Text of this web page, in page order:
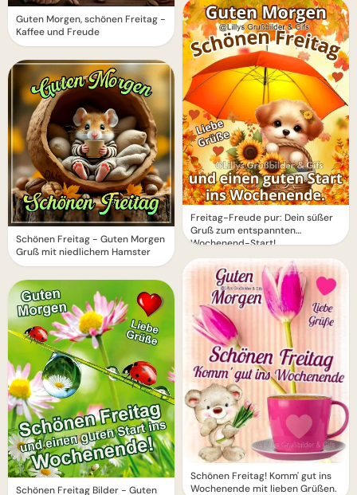
Guten Morgen, schönen Freitag -
Kaffee und Freude
Schönen Freitag - Guten Morgen
Gruß mit niedlichem Hamster
Schönen Freitag Bilder - Guten
Freitag-Freude pur: Dein süßer
Gruß zum entspannten
Wochenend-Start!
Schönen Freitag! Komm' gut ins
Wochenende mit lieben Grüßen.